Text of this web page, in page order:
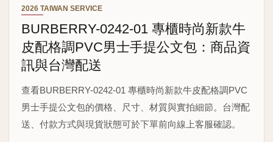
2026 TAIWAN SERVICE
BURBERRY-0242-01 專櫃時尚新款牛
皮配格調PVC男士手提公文包：商品資
訊與台灣配送
查看BURBERRY-0242-01 專櫃時尚新款牛皮配格調PVC
男士手提公文包的價格、尺寸、材質與實拍細節。台灣配
送、付款方式與現貨狀態可於下單前向線上客服確認。